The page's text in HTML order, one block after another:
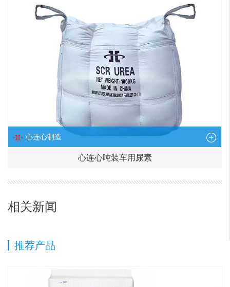
心连心制造
心连心吨装车用尿素
相关新闻
推荐产品